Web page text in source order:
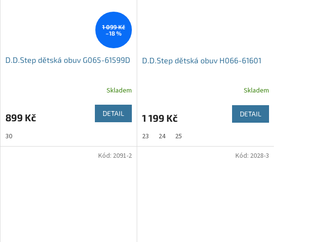
1 099 Kč
–18 %
D.D.Step dětská obuv G065-61599D
Skladem
899 Kč DETAIL
30
D.D.Step dětská obuv H066-61601
Skladem
1 199 Kč DETAIL
23 24 25
Kód: 2091-2 Kód: 2028-3